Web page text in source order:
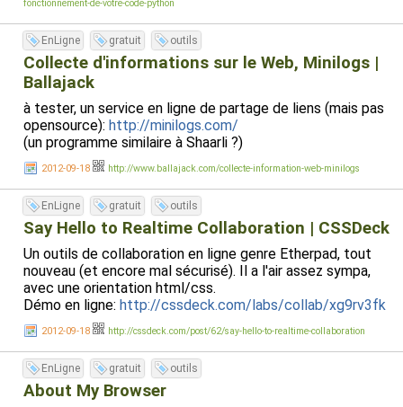
fonctionnement-de-votre-code-python
EnLigne gratuit outils
Collecte d'informations sur le Web, Minilogs |
Ballajack
à tester, un service en ligne de partage de liens (mais pas
opensource): http://minilogs.com/
(un programme similaire à Shaarli ?)
2012-09-18 http://www.ballajack.com/collecte-information-web-minilogs
EnLigne gratuit outils
Say Hello to Realtime Collaboration | CSSDeck
Un outils de collaboration en ligne genre Etherpad, tout
nouveau (et encore mal sécurisé). Il a l'air assez sympa,
avec une orientation html/css.
Démo en ligne: http://cssdeck.com/labs/collab/xg9rv3fk
2012-09-18 http://cssdeck.com/post/62/say-hello-to-realtime-collaboration
EnLigne gratuit outils
About My Browser